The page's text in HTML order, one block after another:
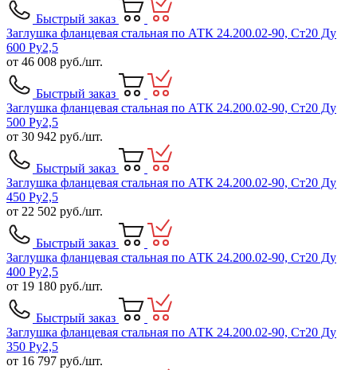
Быстрый заказ
Заглушка фланцевая стальная по АТК 24.200.02-90, Ст20 Ду
600 Ру2,5
от 46 008 руб./шт.
Быстрый заказ
Заглушка фланцевая стальная по АТК 24.200.02-90, Ст20 Ду
500 Ру2,5
от 30 942 руб./шт.
Быстрый заказ
Заглушка фланцевая стальная по АТК 24.200.02-90, Ст20 Ду
450 Ру2,5
от 22 502 руб./шт.
Быстрый заказ
Заглушка фланцевая стальная по АТК 24.200.02-90, Ст20 Ду
400 Ру2,5
от 19 180 руб./шт.
Быстрый заказ
Заглушка фланцевая стальная по АТК 24.200.02-90, Ст20 Ду
350 Ру2,5
от 16 797 руб./шт.